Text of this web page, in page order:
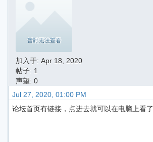
加入于: Apr 18, 2020
帖子: 1
声望: 0
Jul 27, 2020, 01:00 PM
论坛首页有链接，点进去就可以在电脑上看了